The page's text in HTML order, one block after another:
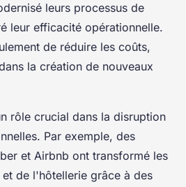
leurs processus de
leur efficacité opérationnelle.
de réduire les coûts,
la création de nouveaux
rôle crucial dans la disruption
Par exemple, des
et Airbnb ont transformé les
de l'hôtellerie grâce à des